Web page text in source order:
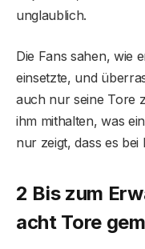
unglaublich.
Die Fans sahen, wie
einsetzte, und
auch nur seine Tore
ihm mithalten, was
nur zeigt, dass es
2 Bis zum
acht Tore